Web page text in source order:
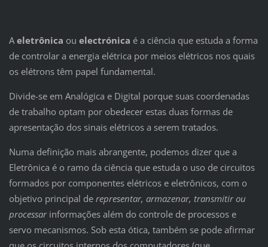
A eletrônica ou electrónica é a ciência que estuda a forma
de controlar a energia elétrica por meios elétricos nos quais
os elétrons têm papel fundamental.
Divide-se em Analógica e Digital porque suas coordenadas
de trabalho optam por obedecer estas duas formas de
apresentação dos sinais elétricos a serem tratados.
Numa definição mais abrangente, podemos dizer que a
Eletrônica é o ramo da ciência que estuda o uso de circuitos
formados por componentes elétricos e eletrônicos, com o
objetivo principal de representar, armazenar, transmitir ou
processarinformações além do controle de processos e
servo mecanismos. Sob esta ótica, também se pode afirmar